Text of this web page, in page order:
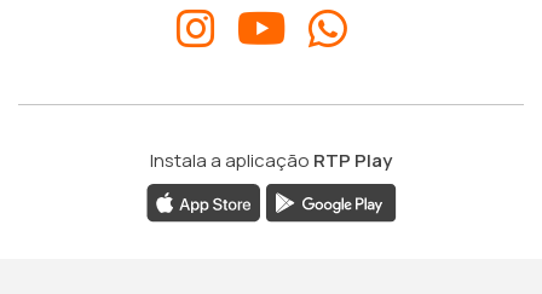
Instala a aplicação RTP Play